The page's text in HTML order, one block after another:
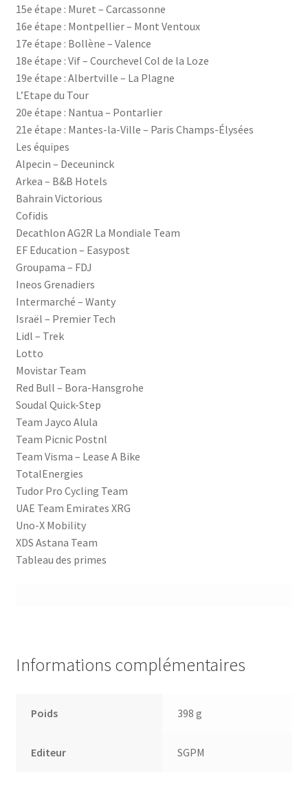
15e étape : Muret – Carcassonne
16e étape : Montpellier – Mont Ventoux
17e étape : Bollène – Valence
18e étape : Vif – Courchevel Col de la Loze
19e étape : Albertville – La Plagne
L’Etape du Tour
20e étape : Nantua – Pontarlier
21e étape : Mantes-la-Ville – Paris Champs-Élysées
Les équipes
Alpecin – Deceuninck
Arkea – B&B Hotels
Bahrain Victorious
Cofidis
Decathlon AG2R La Mondiale Team
EF Education – Easypost
Groupama – FDJ
Ineos Grenadiers
Intermarché – Wanty
Israël – Premier Tech
Lidl – Trek
Lotto
Movistar Team
Red Bull – Bora-Hansgrohe
Soudal Quick-Step
Team Jayco Alula
Team Picnic Postnl
Team Visma – Lease A Bike
TotalEnergies
Tudor Pro Cycling Team
UAE Team Emirates XRG
Uno-X Mobility
XDS Astana Team
Tableau des primes
Informations complémentaires
Poids 398 g
Editeur SGPM